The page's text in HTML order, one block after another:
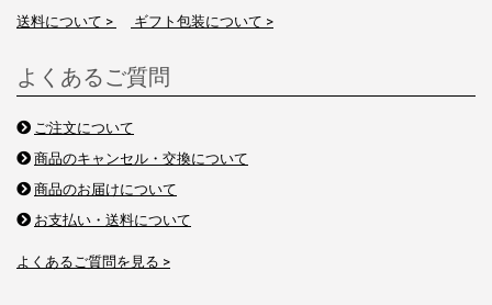
送料について >
ギフト包装について >
よくあるご質問
ご注文について
商品のキャンセル・交換について
商品のお届けについて
お支払い・送料について
よくあるご質問を見る >